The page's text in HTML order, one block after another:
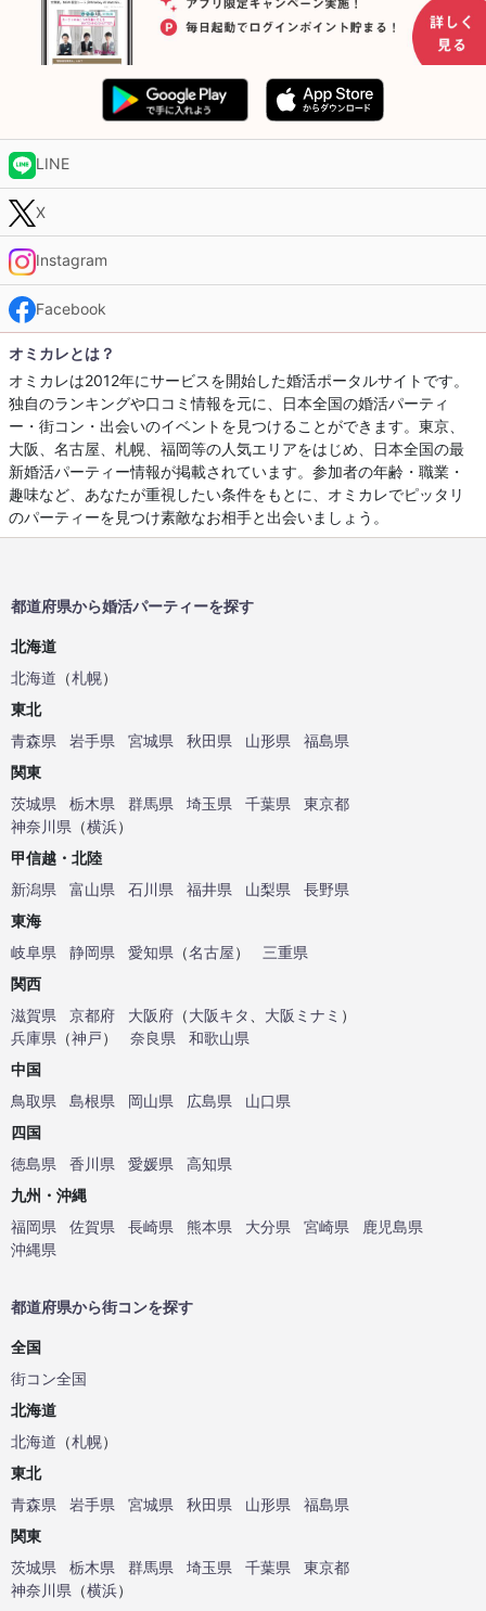
LINE
X
Instagram
Facebook
オミカレとは？
オミカレは2012年にサービスを開始した婚活ポータルサイトです。
独自のランキングや口コミ情報を元に、日本全国の婚活パーティ
ー・街コン・出会いのイベントを見つけることができます。東京、
大阪、名古屋、札幌、福岡等の人気エリアをはじめ、日本全国の最
新婚活パーティー情報が掲載されています。参加者の年齢・職業・
趣味など、あなたが重視したい条件をもとに、オミカレでピッタリ
のパーティーを見つけ素敵なお相手と出会いましょう。
都道府県から婚活パーティーを探す
北海道
北海道 （札幌）
東北
青森県
岩手県 宮城県 秋田県 山形県
福島県
関東
茨城県
栃木県 群馬県 埼玉県 千葉県
東京都
神奈川県 （横浜）
甲信越・北陸
新潟県
富山県 石川県 福井県 山梨県
長野県
東海
岐阜県
静岡県 愛知県 （名古屋）
三重県
関西
滋賀県
京都府 大阪府 （大阪キタ、 大阪ミナミ ）
兵庫県 （神戸） 奈良県
和歌山県
中国
鳥取県
島根県 岡山県 広島県
山口県
四国
徳島県
香川県 愛媛県
高知県
九州・沖縄
福岡県
佐賀県 長崎県 熊本県 大分県 宮崎県
鹿児島県
沖縄県
都道府県から街コンを探す
全国
街コン全国
北海道
北海道 （札幌）
東北
青森県
岩手県 宮城県 秋田県 山形県
福島県
関東
茨城県
栃木県 群馬県 埼玉県 千葉県
東京都
神奈川県 （横浜）